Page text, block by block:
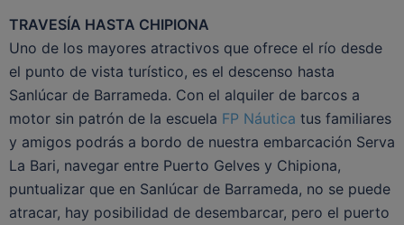
TRAVESÍA HASTA CHIPIONA
Uno de los mayores atractivos que ofrece el río desde
el punto de vista turístico, es el descenso hasta
Sanlúcar de Barrameda. Con el alquiler de barcos a
motor sin patrón de la escuela FP Náutica tus familiares
y amigos podrás a bordo de nuestra embarcación Serva
La Bari, navegar entre Puerto Gelves y Chipiona,
puntualizar que en Sanlúcar de Barrameda, no se puede
atracar, hay posibilidad de desembarcar, pero el puerto